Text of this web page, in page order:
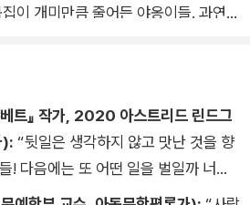
이 개미만큼 줄어든 야옹이들. 과연
탕 야옹이' 시리즈는 고양이와 아이의
과 그림으로 아이부터 어른까지 전 연
그림책이다. 일본에서 시리즈 통산 2
셀러이며, 한국과 대만을 비롯한 아
베트』 작가, 2020 아스트리드 린드그
): “뒷일은 생각하지 않고 맛난 것을 향
! 다음에는 또 어떤 일을 벌일까 너무
토요일 같은 그림책이다.”